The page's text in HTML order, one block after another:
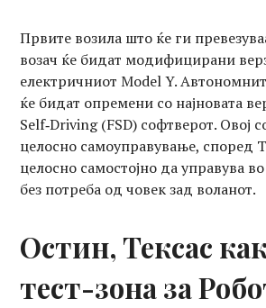
Првите возила што ќе ги
возач ќе бидат модифицирани
електричниот Model Y.
ќе бидат опремени со најновата
Self‑Driving (FSD) софтверот. Овој
целосно самоуправување, според
целосно самостојно да управува
без потреба од човек зад воланот.
Остин, Тексас
тест-зона за